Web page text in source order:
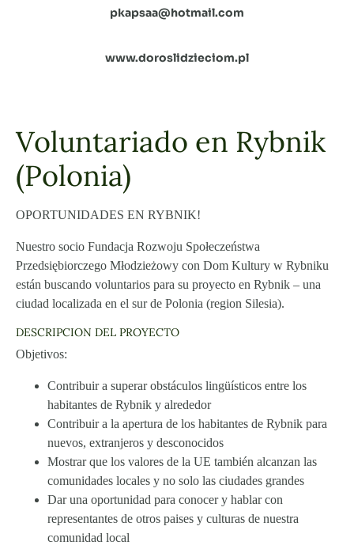
pkapsaa@hotmail.com
www.doroslidzieciom.pl
Voluntariado en Rybnik
(Polonia)
OPORTUNIDADES EN RYBNIK!
Nuestro socio Fundacja Rozwoju Społeczeństwa
Przedsiębiorczego Młodzieżowy con Dom Kultury w Rybniku
están buscando voluntarios para su proyecto en Rybnik – una
ciudad localizada en el sur de Polonia (region Silesia).
DESCRIPCION DEL PROYECTO
Objetivos:
Contribuir a superar obstáculos lingüísticos entre los
habitantes de Rybnik y alrededor
Contribuir a la apertura de los habitantes de Rybnik para
nuevos, extranjeros y desconocidos
Mostrar que los valores de la UE también alcanzan las
comunidades locales y no solo las ciudades grandes
Dar una oportunidad para conocer y hablar con
representantes de otros paises y culturas de nuestra
comunidad local